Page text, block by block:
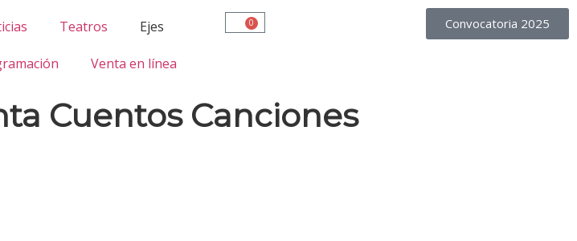
Teatros Ejes
Venta en línea
Convocatoria 2025
0
Cuentos Canciones